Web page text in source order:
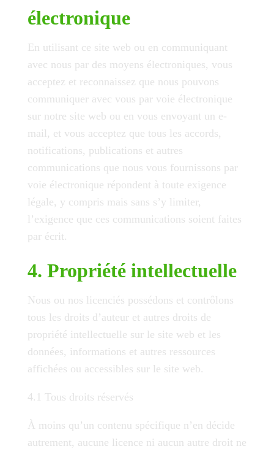
électronique
En utilisant ce site web ou en communiquant
avec nous par des moyens électroniques, vous
acceptez et reconnaissez que nous pouvons
communiquer avec vous par voie électronique
sur notre site web ou en vous envoyant un e-
mail, et vous acceptez que tous les accords,
notifications, publications et autres
communications que nous vous fournissons par
voie électronique répondent à toute exigence
légale, y compris mais sans s’y limiter,
l’exigence que ces communications soient faites
par écrit.
4. Propriété intellectuelle
Nous ou nos licenciés possédons et contrôlons
tous les droits d’auteur et autres droits de
propriété intellectuelle sur le site web et les
données, informations et autres ressources
affichées ou accessibles sur le site web.
4.1 Tous droits réservés
À moins qu’un contenu spécifique n’en décide
autrement, aucune licence ni aucun autre droit ne